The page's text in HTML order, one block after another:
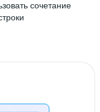
сочетание